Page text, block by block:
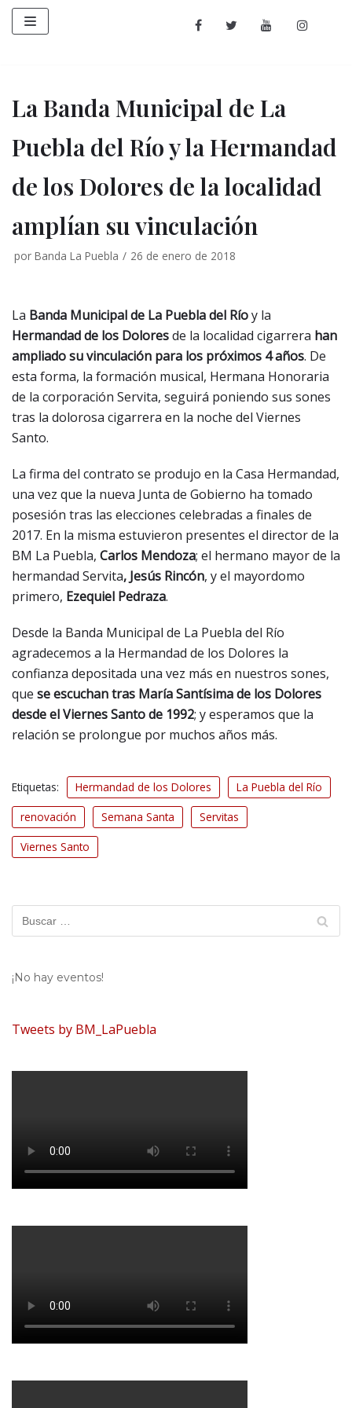
Saltar
al
La Banda Municipal de La
Puebla del Río y la Hermandad
de los Dolores de la localidad
amplían su vinculación
por Banda La Puebla 26 de enero de 2018
La Banda Municipal de La Puebla del Ríoy la
Hermandad de los Doloresde la localidad cigarrera han
ampliado su vinculación para los próximos 4 años. De
esta forma, la formación musical, Hermana Honoraria
de la corporación Servita, seguirá poniendo sus sones
tras la dolorosa cigarrera en la noche del Viernes
Santo.
La firma del contrato se produjo en la Casa Hermandad,
una vez que la nueva Junta de Gobierno ha tomado
posesión tras las elecciones celebradas a finales de
2017. En la misma estuvieron presentes el director de la
BM La Puebla, Carlos Mendoza; el hermano mayor de la
hermandad Servita, Jesús Rincón, y el mayordomo
primero, Ezequiel Pedraza.
Desde la Banda Municipal de La Puebla del Río
agradecemos a la Hermandad de los Dolores la
confianza depositada una vez más en nuestros sones,
que se escuchan tras María Santísima de los Dolores
desde el Viernes Santo de 1992; y esperamos que la
relación se prolongue por muchos años más.
Etiquetas: Hermandad de los Dolores
La Puebla del Río
renovación
Semana Santa
Servitas
Viernes Santo
¡No hay eventos!
Tweets by BM_LaPuebla